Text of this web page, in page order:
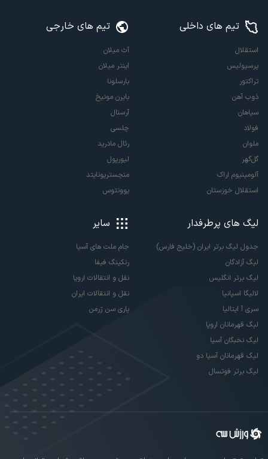
تیم های داخلی
استقلال
پرسپولیس
تراکتور
ذوب آهن
سپاهان
فولاد
ملوان
گل‌گهر
آلومینیوم اراک
استقلال خوزستان
تیم های خارجی
آث میلان
اینتر میلان
بارسلونا
بایرن مونیخ
آرسنال
چلسی
رئال مادرید
لیورپول
منچستریونایتد
یوونتوس
لیگ های پرطرفدار
جدول لیگ برتر ایران (خلیج فارس)
لیگ آزادگان
لیگ برتر انگلیس
لالیگا اسپانیا
سری آ ایتالیا
لیگ قهرمانان اروپا
لیگ نخبگان آسیا
لیگ قهرمانان آسیا دو
لیگ برتر فوتسال
سایر
جام ملت های آسیا
رنکینگ فیفا
نقل و انتقالات اروپا
نقل و انتقالات ایران
پاری سن ژرمن